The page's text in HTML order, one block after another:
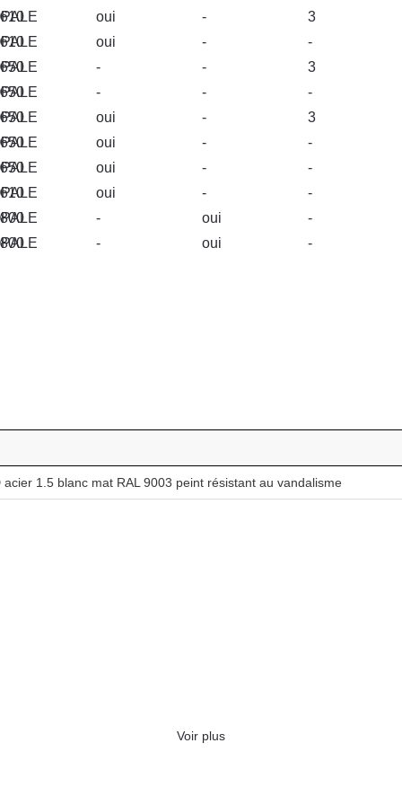
oui - 3
oui - -
- - 3
- - -
oui - 3
oui - -
oui - -
oui - -
- oui -
- oui -
1.5 blanc mat RAL 9003 peint résistant au vandalisme
Voir plus